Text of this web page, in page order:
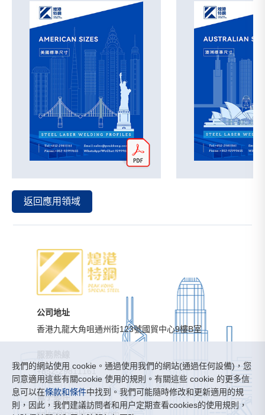
返回應用領域
公司地址
香港九龍大角咀通州街123號國貿中心9樓B室
+852-29811161
電子郵件
sales@peakkong.com
我們的網站使用 cookie。通過使用我們的網站(通過任何設備)，您
同意適用這些有關cookie 使用的規則。有關這些 cookie 的更多信
息可以在條款和條件中找到。我們可能隨時修改和更新適用的規
則，因此，我們建議訪問者和用户定期查看cookies的使用規則，